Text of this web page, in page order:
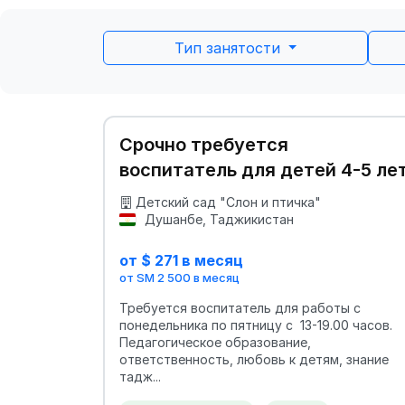
Тип занятости
Срочно требуется
воспитатель для детей 4-5
Детский сад "Слон и птичка"
Душанбе, Таджикистан
от $ 271 в месяц
от SM 2 500 в месяц
Требуется воспитатель для работы с
понедельника по пятницу с 13-19.00 часов.
Педагогическое образование,
ответственность, любовь к детям, знание
тадж...